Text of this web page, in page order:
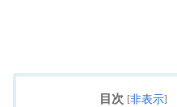
目次 [非表示]